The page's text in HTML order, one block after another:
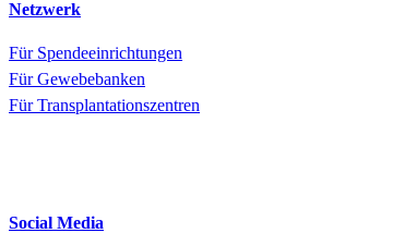
Netzwerk
Für Spendeeinrichtungen
Für Gewebebanken
Für Transplantationszentren
Social Media